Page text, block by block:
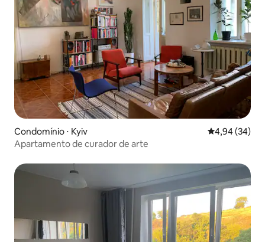
Condomínio ⋅ Kyiv 4,94 de uma
4,94 (34)
Apartamento de curador de arte